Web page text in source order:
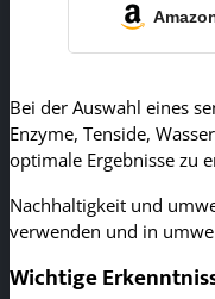
Bei der Auswahl eines
Enzyme, Tenside,
optimale Ergebnisse zu
Nachhaltigkeit und
verwenden und in
Wichtige